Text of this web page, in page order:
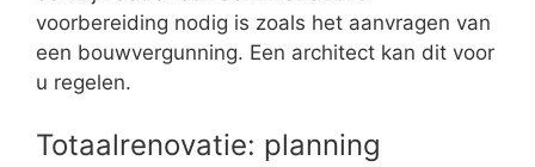
voorbereiding nodig is zoals het aanvragen van
een bouwvergunning. Een architect kan dit voor
u regelen.
Totaalrenovatie: planning